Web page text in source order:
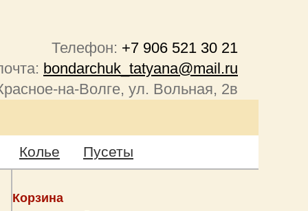
Телефон: +7 906 521 30 21
bondarchuk_tatyana@mail.ru
на-Волге, ул. Вольная, 2в
Колье Пусеты
Корзина